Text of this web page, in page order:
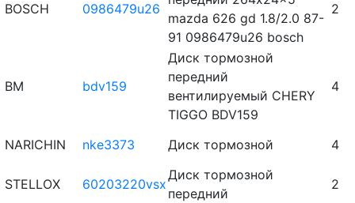
BOSCH 0986479u26
mazda 626 gd 1.8/2.0 87-
91 0986479u26 bosch
2
BM bdv159
Диск тормозной
передний
вентилируемый CHERY
TIGGO BDV159
4
NARICHIN nke3373 Диск тормозной 4
STELLOX 60203220vsx
Диск тормозной
передний
2